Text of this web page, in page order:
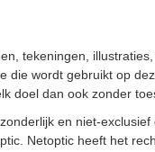
tekeningen,
wordt gebruikt op
doel dan ook zonder
en niet-
Netoptic heeft het